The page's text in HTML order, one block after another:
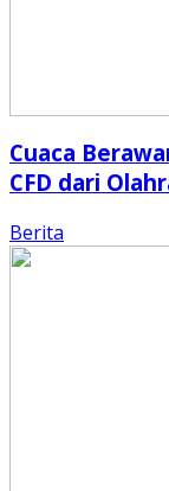
Cuaca
CFD dari
Berita